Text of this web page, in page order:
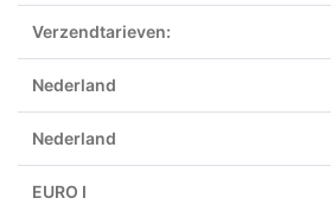
Verzendtarieven:
Nederland
Nederland
EURO I